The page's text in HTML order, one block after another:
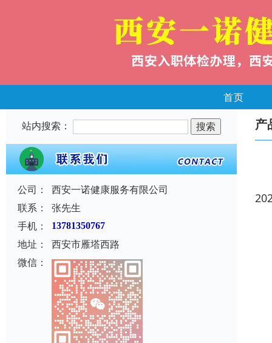
首页
站内搜索：
公司：
西安一诺健康服务有限公司
联系：
张先生
手机：
13781350767
地址：
西安市雁塔西路
微信：
产